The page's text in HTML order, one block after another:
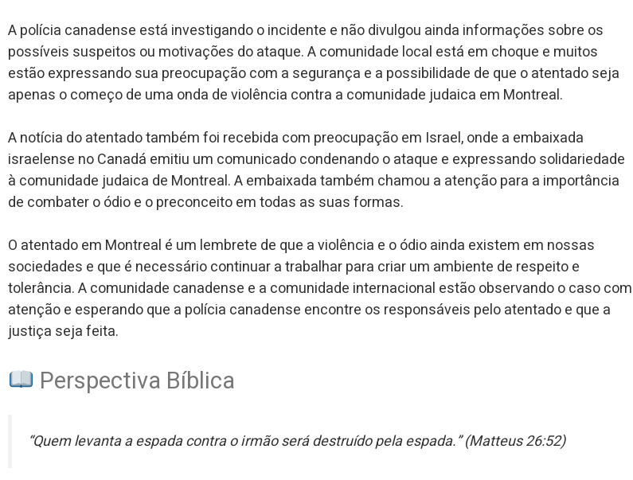
A polícia canadense está investigando o incidente e não divulgou ainda informações sobre os
possíveis suspeitos ou motivações do ataque. A comunidade local está em choque e muitos
estão expressando sua preocupação com a segurança e a possibilidade de que o atentado seja
apenas o começo de uma onda de violência contra a comunidade judaica em Montreal.
A notícia do atentado também foi recebida com preocupação em Israel, onde a embaixada
israelense no Canadá emitiu um comunicado condenando o ataque e expressando solidariedade
à comunidade judaica de Montreal. A embaixada também chamou a atenção para a importância
de combater o ódio e o preconceito em todas as suas formas.
O atentado em Montreal é um lembrete de que a violência e o ódio ainda existem em nossas
sociedades e que é necessário continuar a trabalhar para criar um ambiente de respeito e
tolerância. A comunidade canadense e a comunidade internacional estão observando o caso com
atenção e esperando que a polícia canadense encontre os responsáveis pelo atentado e que a
justiça seja feita.
Perspectiva Bíblica
“Quem levanta a espada contra o irmão será destruído pela espada.” (Matteus 26:52)